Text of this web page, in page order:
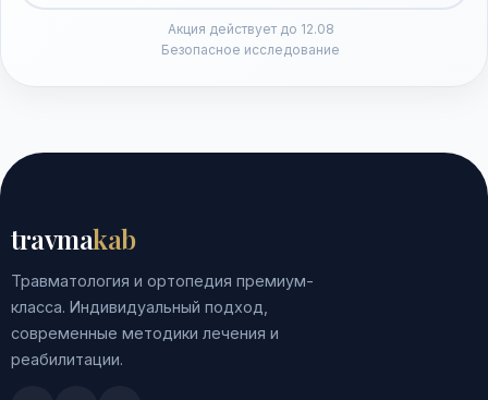
Акция действует до 12.08
Безопасное исследование
travmakab
Травматология и ортопедия премиум-
класса. Индивидуальный подход,
современные методики лечения и
реабилитации.